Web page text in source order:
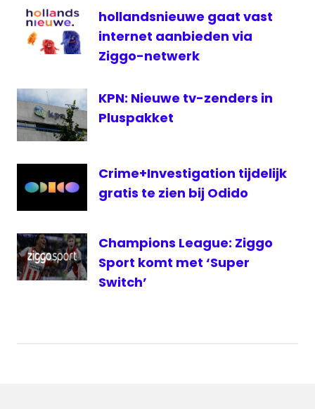
uitzendingen
Vlaanderen
hollandsnieuwe gaat vast
internet aanbieden via
Ziggo-netwerk
KPN: Nieuwe tv-zenders in
Pluspakket
Crime+Investigation tijdelijk
gratis te zien bij Odido
Champions League: Ziggo
Sport komt met ‘Super
Switch’